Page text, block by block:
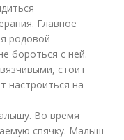
Главное
родовой
бороться с ней.
стоит
настроиться на
Во время
спячку. Малыш